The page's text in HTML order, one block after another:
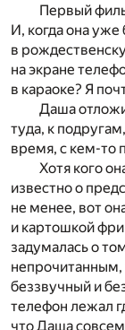
Первый
И, когда она уже
в
на экране
в караоке? Я
Даша
туда, к
время, с кем-то
Хотя кого
известно о
не менее, вот
и картошкой
задумалась о
непрочитанным,
беззвучный и
телефон лежал
что Даша